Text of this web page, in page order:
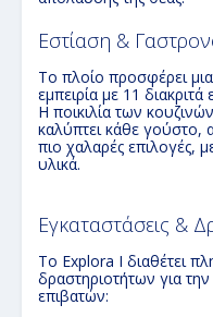
Εστίαση &
Το πλοίο προσφέρει μια
εμπειρία με 11
Η ποικιλία των
καλύπτει κάθε γούστο,
πιο χαλαρές επιλογές,
υλικά.
Εγκαταστάσεις &
Το Explora I διαθέτει
δραστηριοτήτων για
επιβατών: